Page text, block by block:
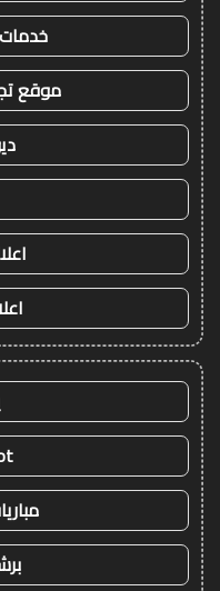
خدمات
موقع